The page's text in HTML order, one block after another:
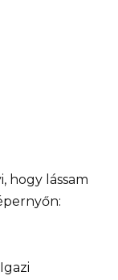
hogy lássam